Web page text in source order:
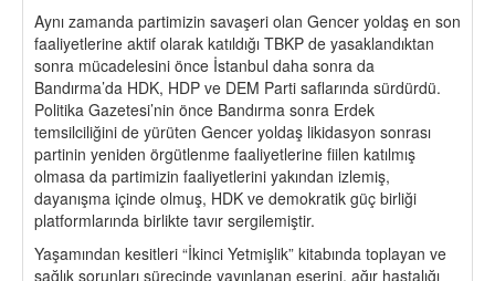
Aynı zamanda partimizin savaşeri olan Gencer yoldaş en son
faaliyetlerine aktif olarak katıldığı TBKP de yasaklandıktan
sonra mücadelesini önce İstanbul daha sonra da
Bandırma’da HDK, HDP ve DEM Parti saflarında sürdürdü.
Politika Gazetesi’nin önce Bandırma sonra Erdek
temsilciliğini de yürüten Gencer yoldaş likidasyon sonrası
partinin yeniden örgütlenme faaliyetlerine fiilen katılmış
olmasa da partimizin faaliyetlerini yakından izlemiş,
dayanışma içinde olmuş, HDK ve demokratik güç birliği
platformlarında birlikte tavır sergilemiştir.
Yaşamından kesitleri “İkinci Yetmişlik” kitabında toplayan ve
sağlık sorunları sürecinde yayınlanan eserini, ağır hastalığı